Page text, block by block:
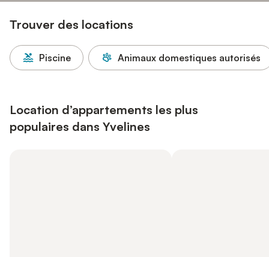
Trouver des locations
Piscine Animaux domestiques autorisés
Location d’appartements les plus
populaires dans Yvelines